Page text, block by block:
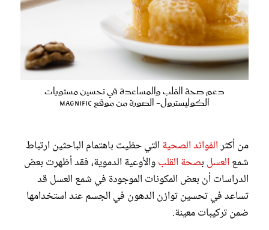
دعم صحة القلب والمساعدة في تحسين مستويات
الكوليسترول- الصورة من موقع Magnific
من أكثرالفوائد الصحية التي حظيت باهتمام الباحثين ارتباط
شمع العسل بصحة القلبوالأوعية الدموية، فقد أظهرت بعض
الدراسات أن بعض المكونات الموجودة في شمع العسل قد
تساعد في تحسين توازن الدهون في الجسم عند استخدامها
ضمن تركيبات معينة.